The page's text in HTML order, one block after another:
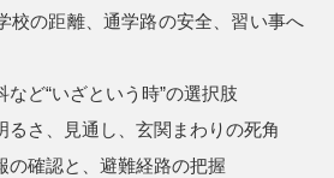
校の距離、通学路の安全、習い事へ
など“いざという時”の選択肢
るさ、見通し、玄関まわりの死角
の確認と、避難経路の把握